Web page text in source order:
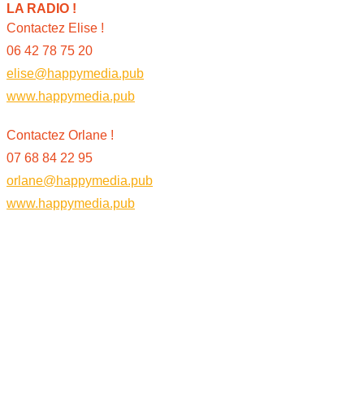
LA RADIO !
Contactez Elise !
06 42 78 75 20
elise@happymedia.pub
www.happymedia.pub
Contactez Orlane !
07 68 84 22 95
orlane@happymedia.pub
www.happymedia.pub